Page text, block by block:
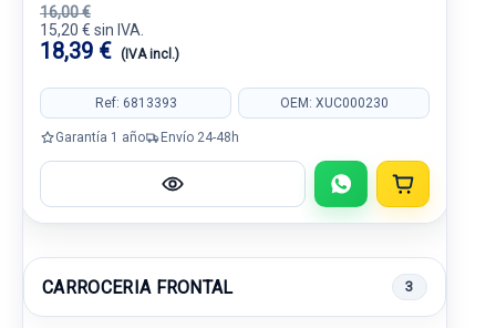
16,00 €
15,20 € sin IVA.
18,39 € (IVA incl.)
Ref: 6813393 OEM: XUC000230
Garantía 1 año Envío 24-48h
CARROCERIA FRONTAL 3